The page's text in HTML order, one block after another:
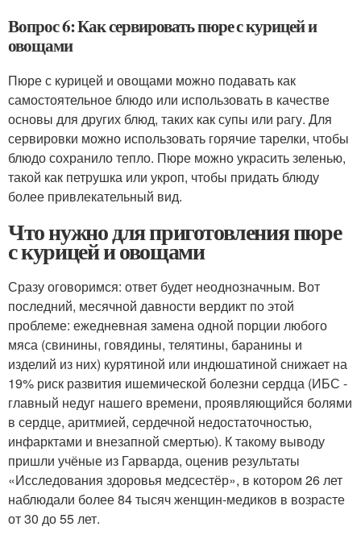
Вопрос 6: Как сервировать пюре с курицей и
овощами
Пюре с курицей и овощами можно подавать как
самостоятельное блюдо или использовать в качестве
основы для других блюд, таких как супы или рагу. Для
сервировки можно использовать горячие тарелки, чтобы
блюдо сохранило тепло. Пюре можно украсить зеленью,
такой как петрушка или укроп, чтобы придать блюду
более привлекательный вид.
Что нужно для приготовления пюре
с курицей и овощами
Сразу оговоримся: ответ будет неоднозначным. Вот
последний, месячной давности вердикт по этой
проблеме: ежедневная замена одной порции любого
мяса (свинины, говядины, телятины, баранины и
изделий из них) курятиной или индюшатиной снижает на
19% риск развития ишемической болезни сердца (ИБС -
главный недуг нашего времени, проявляющийся болями
в сердце, аритмией, сердечной недостаточностью,
инфарктами и внезапной смертью). К такому выводу
пришли учёные из Гарварда, оценив результаты
«Исследования здоровья медсестёр», в котором 26 лет
наблюдали более 84 тысяч женщин-медиков в возрасте
от 30 до 55 лет.